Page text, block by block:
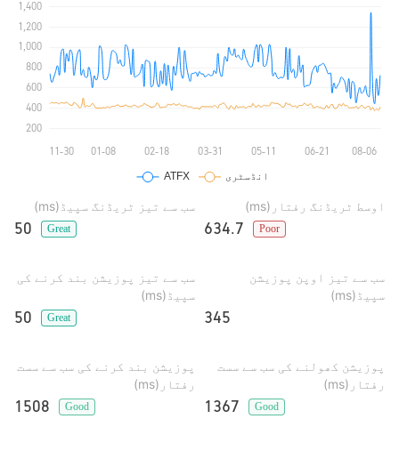
اوسط ٹریڈنگ رفتار(ms)
634.7 Poor
سب سے تیز ٹریڈنگ سپیڈ(ms)
50 Great
سب سے تیز اوپن پوزیشن
سپیڈ(ms)
345
سب سے تیز پوزیشن بند کرنے کی
سپیڈ(ms)
50 Great
پوزیشن کھولنے کی سب سے سست
رفتار(ms)
1367 Good
پوزیشن بند کرنے کی سب سے سست
رفتار(ms)
1508 Good